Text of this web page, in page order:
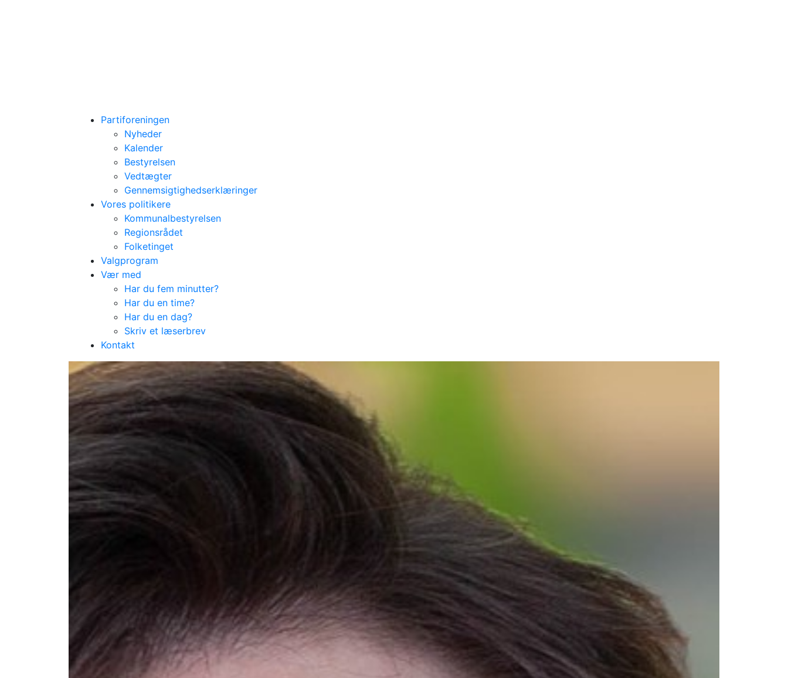
Partiforeningen
Nyheder
Kalender
Bestyrelsen
Vedtægter
Gennemsigtighedserklæringer
Vores politikere
Kommunalbestyrelsen
Regionsrådet
Folketinget
Valgprogram
Vær med
Har du fem minutter?
Har du en time?
Har du en dag?
Skriv et læserbrev
Kontakt